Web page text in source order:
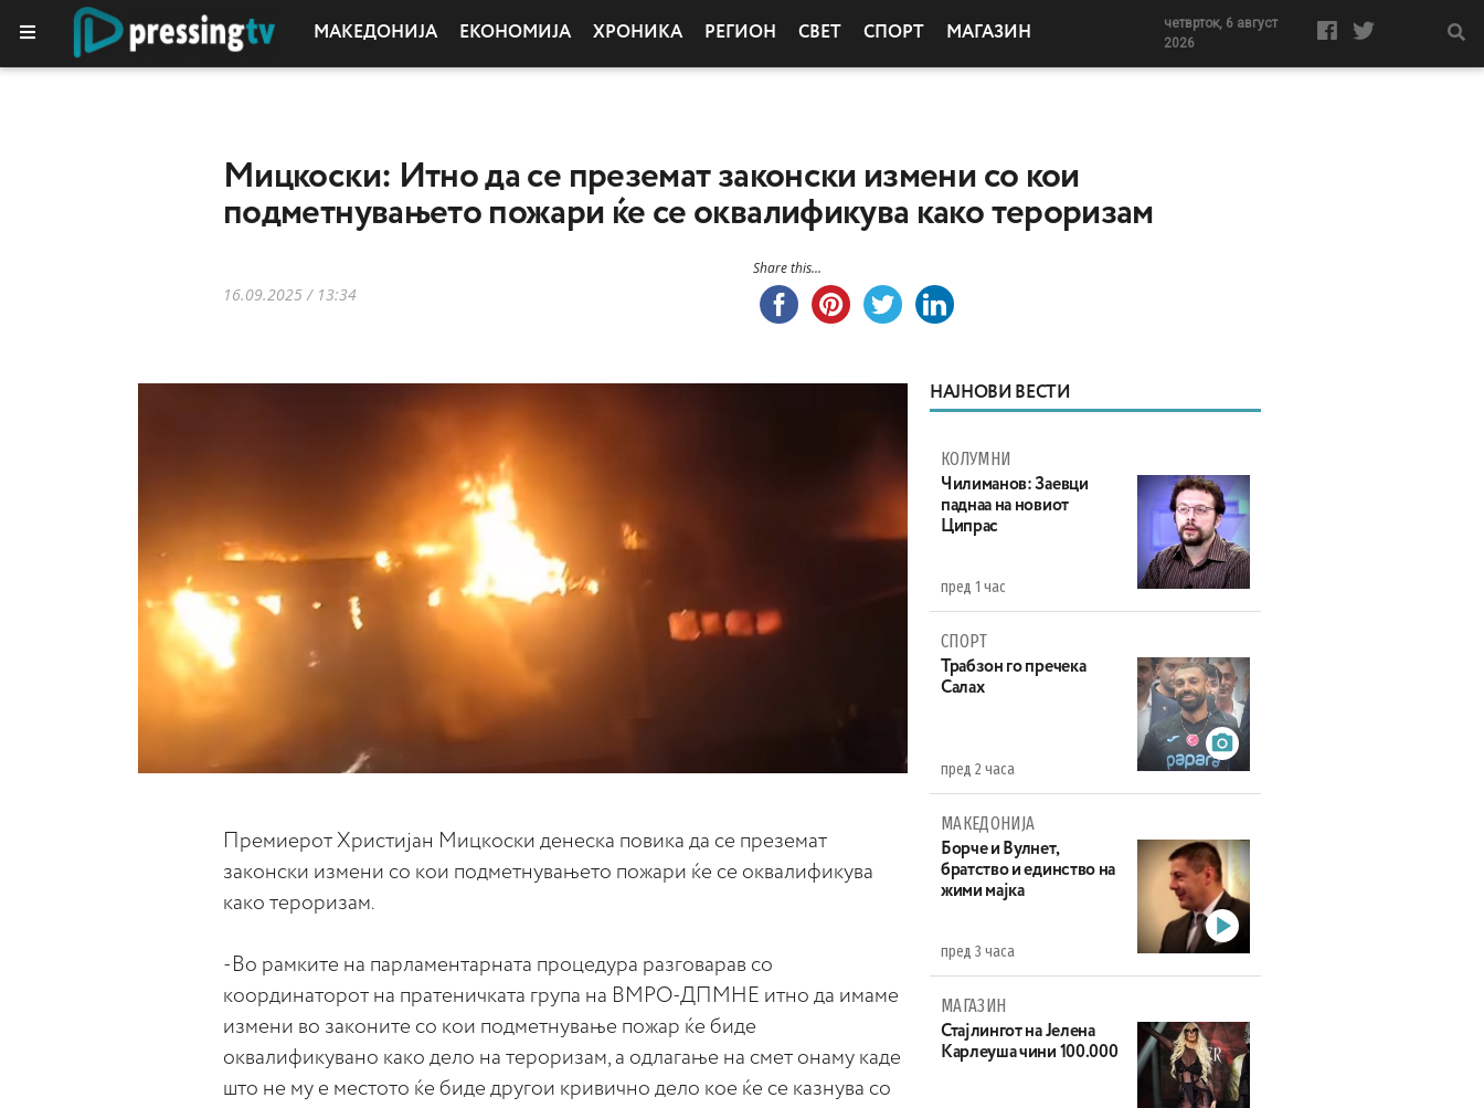
МАКЕДОНИЈА ЕКОНОМИЈА ХРОНИКА РЕГИОН СВЕТ СПОРТ МАГАЗИН
четврток, 6 август
2026
Мицкоски: Итно да се преземат законски измени со кои
подметнувањето пожари ќе се оквалификува како тероризам
16.09.2025 / 13:34
Share this...
Премиерот Христијан Мицкоски денеска повика да се преземат
законски измени со кои подметнувањето пожари ќе се оквалификува
како тероризам.
-Во рамките на парламентарната процедура разговарав со
координаторот на пратеничката група на ВМРО-ДПМНЕ итно да имаме
измени во законите со кои подметнување пожар ќе биде
оквалификувано како дело на тероризам, а одлагање на смет онаму каде
што не му е местото ќе биде другои кривично дело кое ќе се казнува со
НАЈНОВИ ВЕСТИ
КОЛУМНИ
Чилиманов: Заевци
паднаа на новиот
Ципрас
пред 1 час
СПОРТ
Трабзон го пречека
Салах
пред 2 часа
МАКЕДОНИЈА
Борче и Вулнет,
братство и единство на
жими мајка
пред 3 часа
МАГАЗИН
Стајлингот на Јелена
Карлеуша чини 100.000